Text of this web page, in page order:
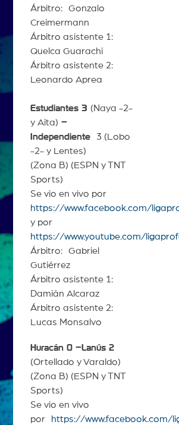
Árbitro: Gonzalo
Creimermann
Árbitro asistente 1:
Quelca Guarachi
Árbitro asistente 2:
Leonardo Aprea
Estudiantes 3 (Naya -2-
y Aita) –
Independiente3 (Lobo
-2- y Lentes)
(Zona B) (ESPN y TNT
Sports)
Se vio en vivo por
https://www.facebook.com/
y por
https://www.youtube.com/
Árbitro: Gabriel
Gutiérrez
Árbitro asistente 1:
Damián Alcaraz
Árbitro asistente 2:
Lucas Monsalvo
Huracán 0 –Lanús 2
(Ortellado y Varaldo)
(Zona B) (ESPN y TNT
Sports)
Se vio en vivo
por
https://www.facebook.com/